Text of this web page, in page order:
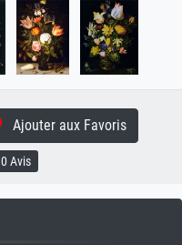
Ajouter aux Favoris
0 Avis